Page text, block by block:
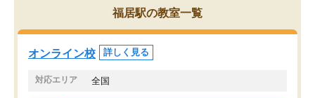
うちの子は、初回面談の講師の方で決
オンラインツールを使用した単語帳の
共有があり宿題もそちらで出される形
でした。
くなってきたようなので
福居駅の教室一覧
オンライン校 詳しく見る
対応エリア 全国